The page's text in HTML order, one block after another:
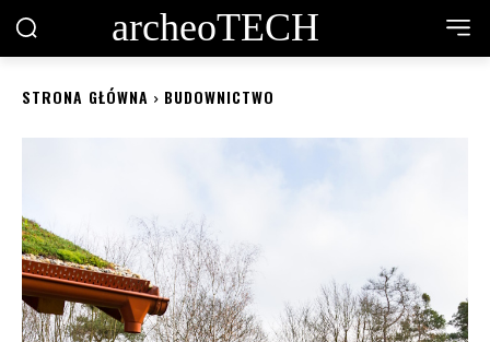
archeoTECH
STRONA GŁÓWNA BUDOWNICTWO